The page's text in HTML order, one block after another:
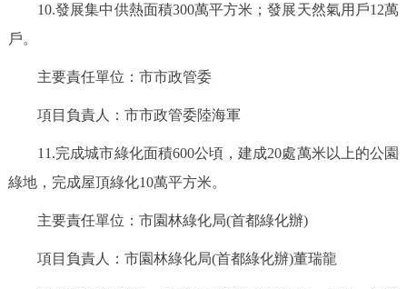
10.發展集中供熱面積300萬平方米；發展天然氣用戶12萬
戶。
主要責任單位：市市政管委
項目負責人：市市政管委陸海軍
11.完成城市綠化面積600公頃，建成20處萬米以上的公園
綠地，完成屋頂綠化10萬平方米。
主要責任單位：市園林綠化局(首都綠化辦)
項目負責人：市園林綠化局(首都綠化辦)董瑞龍